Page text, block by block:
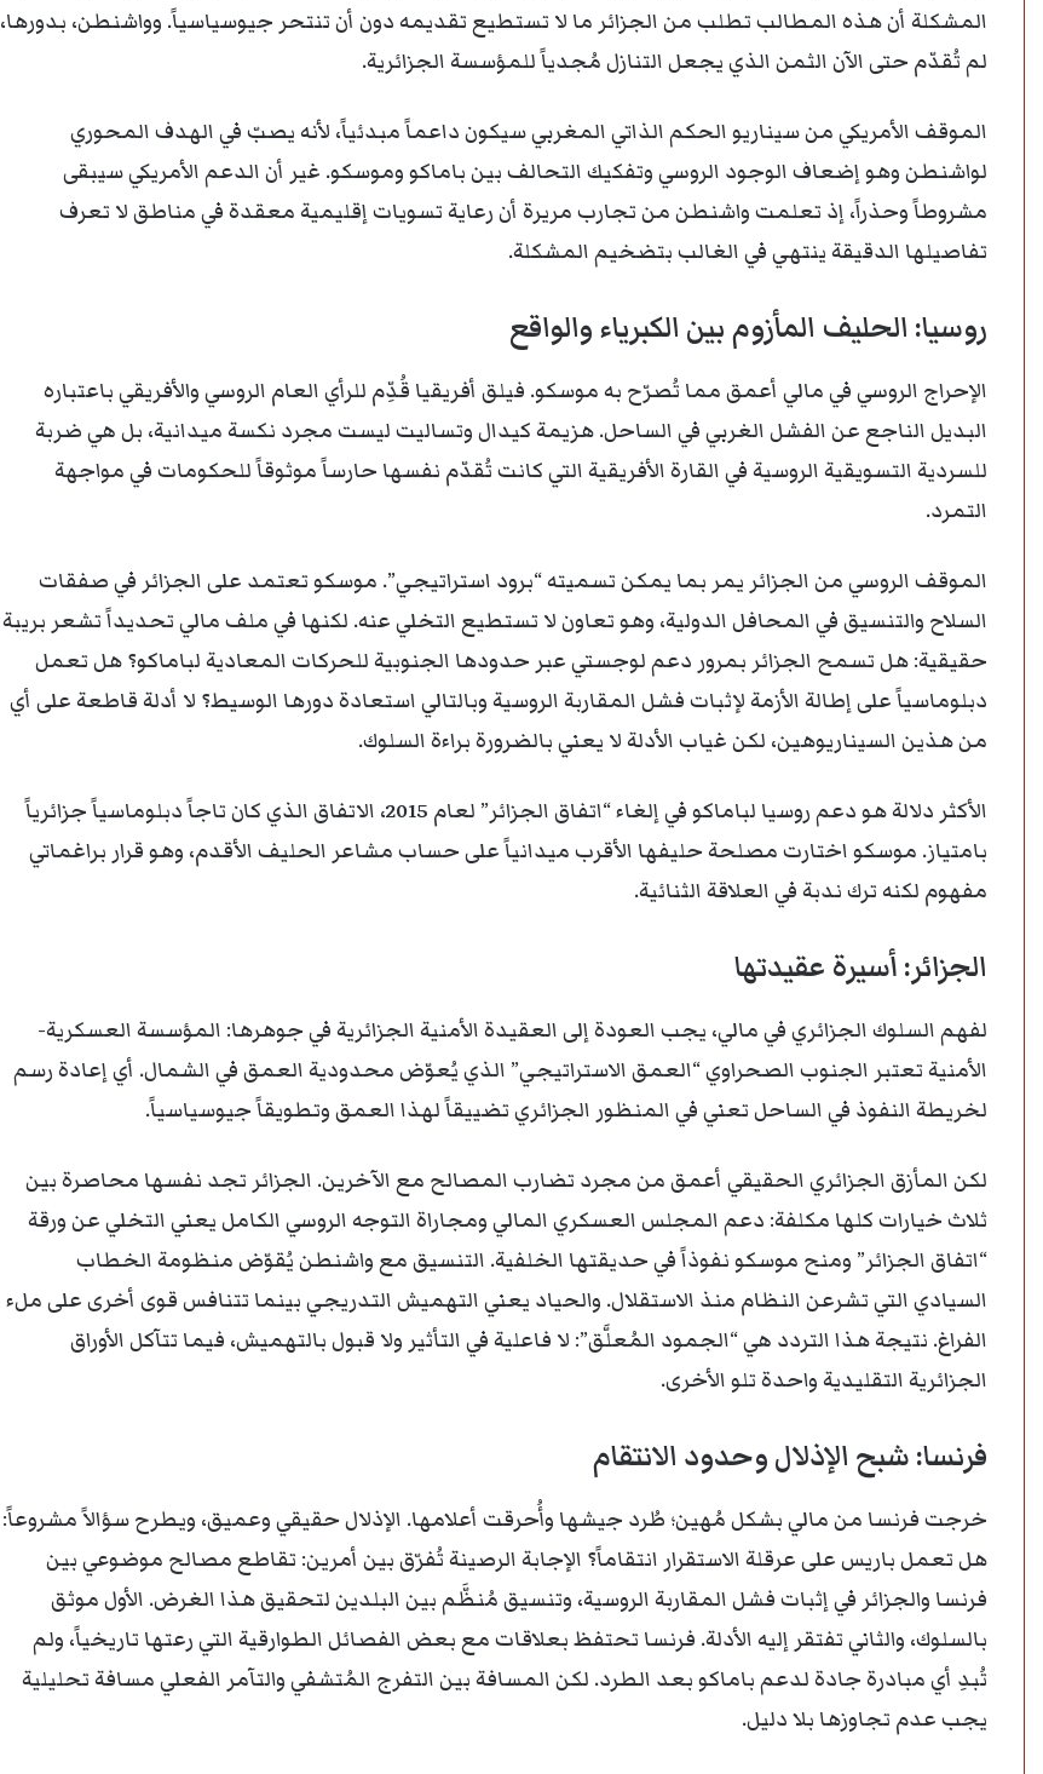
المشكلة أن هذه المطالب تطلب من الجزائر ما لا تستطيع تقديمه دون أن تنتحر جيوسياسياً. وواشنطن، بدورها،
لم تُقدّم حتى الآن الثمن الذي يجعل التنازل مُجدياً للمؤسسة الجزائرية.
الموقف الأمريكي من سيناريو الحكم الذاتي المغربي سيكون داعماً مبدئياً، لأنه يصبّ في الهدف المحوري
لواشنطن وهو إضعاف الوجود الروسي وتفكيك التحالف بين باماكو وموسكو. غير أن الدعم الأمريكي سيبقى
مشروطاً وحذراً، إذ تعلمت واشنطن من تجارب مريرة أن رعاية تسويات إقليمية معقدة في مناطق لا تعرف
تفاصيلها الدقيقة ينتهي في الغالب بتضخيم المشكلة.
روسيا: الحليف المأزوم بين الكبرياء والواقع
الإحراج الروسي في مالي أعمق مما تُصرّح به موسكو. فيلق أفريقيا قُدِّم للرأي العام الروسي والأفريقي باعتباره
البديل الناجع عن الفشل الغربي في الساحل. هزيمة كيدال وتساليت ليست مجرد نكسة ميدانية، بل هي ضربة
للسردية التسويقية الروسية في القارة الأفريقية التي كانت تُقدّم نفسها حارساً موثوقاً للحكومات في مواجهة
التمرد.
الموقف الروسي من الجزائر يمر بما يمكن تسميته “برود استراتيجي”. موسكو تعتمد على الجزائر في صفقات
السلاح والتنسيق في المحافل الدولية، وهو تعاون لا تستطيع التخلي عنه. لكنها في ملف مالي تحديداً تشعر بريبة
حقيقية: هل تسمح الجزائر بمرور دعم لوجستي عبر حدودها الجنوبية للحركات المعادية لباماكو؟ هل تعمل
دبلوماسياً على إطالة الأزمة لإثبات فشل المقاربة الروسية وبالتالي استعادة دورها الوسيط؟ لا أدلة قاطعة على أي
من هذين السيناريوهين، لكن غياب الأدلة لا يعني بالضرورة براءة السلوك.
الأكثر دلالة هو دعم روسيا لباماكو في إلغاء “اتفاق الجزائر” لعام 2015، الاتفاق الذي كان تاجاً دبلوماسياً جزائرياً
بامتياز. موسكو اختارت مصلحة حليفها الأقرب ميدانياً على حساب مشاعر الحليف الأقدم، وهو قرار براغماتي
مفهوم لكنه ترك ندبة في العلاقة الثنائية.
الجزائر: أسيرة عقيدتها
لفهم السلوك الجزائري في مالي، يجب العودة إلى العقيدة الأمنية الجزائرية في جوهرها: المؤسسة العسكرية-
الأمنية تعتبر الجنوب الصحراوي “العمق الاستراتيجي” الذي يُعوّض محدودية العمق في الشمال. أي إعادة رسم
لخريطة النفوذ في الساحل تعني في المنظور الجزائري تضييقاً لهذا العمق وتطويقاً جيوسياسياً.
لكن المأزق الجزائري الحقيقي أعمق من مجرد تضارب المصالح مع الآخرين. الجزائر تجد نفسها محاصرة بين
ثلاث خيارات كلها مكلفة: دعم المجلس العسكري المالي ومجاراة التوجه الروسي الكامل يعني التخلي عن ورقة
“اتفاق الجزائر” ومنح موسكو نفوذاً في حديقتها الخلفية. التنسيق مع واشنطن يُقوّض منظومة الخطاب
السيادي التي تشرعن النظام منذ الاستقلال. والحياد يعني التهميش التدريجي بينما تتنافس قوى أخرى على ملء
الفراغ. نتيجة هذا التردد هي “الجمود المُعلَّق”: لا فاعلية في التأثير ولا قبول بالتهميش، فيما تتآكل الأوراق
الجزائرية التقليدية واحدة تلو الأخرى.
فرنسا: شبح الإذلال وحدود الانتقام
خرجت فرنسا من مالي بشكل مُهين؛ طُرد جيشها وأُحرقت أعلامها. الإذلال حقيقي وعميق، ويطرح سؤالاً مشروعاً:
هل تعمل باريس على عرقلة الاستقرار انتقاماً؟ الإجابة الرصينة تُفرّق بين أمرين: تقاطع مصالح موضوعي بين
فرنسا والجزائر في إثبات فشل المقاربة الروسية، وتنسيق مُنظَّم بين البلدين لتحقيق هذا الغرض. الأول موثق
بالسلوك، والثاني تفتقر إليه الأدلة. فرنسا تحتفظ بعلاقات مع بعض الفصائل الطوارقية التي رعتها تاريخياً، ولم
تُبدِ أي مبادرة جادة لدعم باماكو بعد الطرد. لكن المسافة بين التفرج المُتشفي والتآمر الفعلي مسافة تحليلية
يجب عدم تجاوزها بلا دليل.